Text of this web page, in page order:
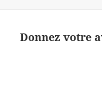
Donnez votre